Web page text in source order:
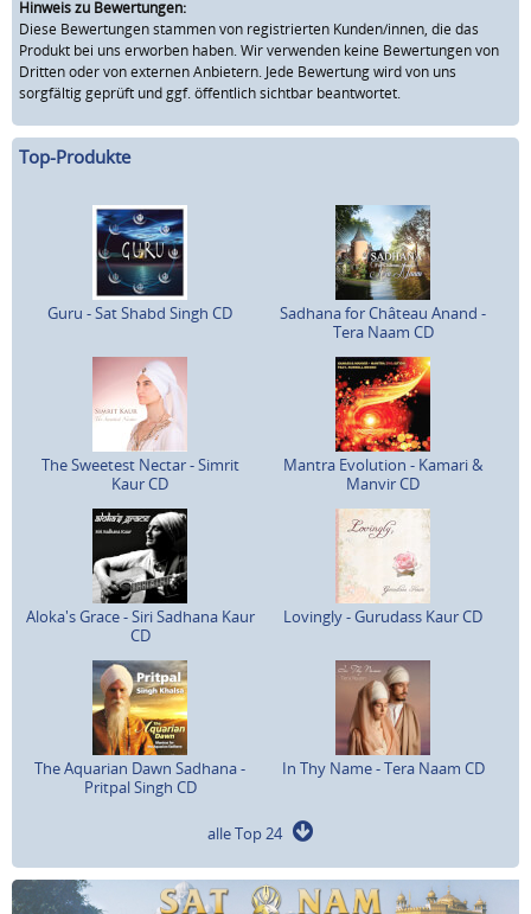
Hinweis zu Bewertungen:
Diese Bewertungen stammen von registrierten Kunden/innen, die das
Produkt bei uns erworben haben. Wir verwenden keine Bewertungen von
Dritten oder von externen Anbietern. Jede Bewertung wird von uns
sorgfältig geprüft und ggf. öffentlich sichtbar beantwortet.
Top-Produkte
Guru - Sat Shabd Singh CD
Sadhana for Château Anand -
Tera Naam CD
The Sweetest Nectar - Simrit
Kaur CD
Mantra Evolution - Kamari &
Manvir CD
Aloka's Grace - Siri Sadhana Kaur
CD
Lovingly - Gurudass Kaur CD
The Aquarian Dawn Sadhana -
Pritpal Singh CD
In Thy Name - Tera Naam CD
alle Top 24